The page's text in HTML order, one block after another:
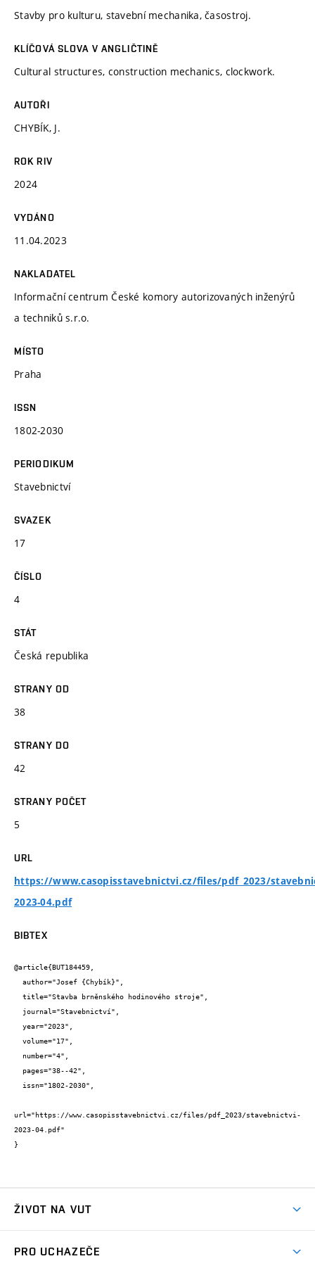
Stavby pro kulturu, stavební mechanika, časostroj.
KLÍČOVÁ SLOVA V ANGLIČTINĚ
Cultural structures, construction mechanics, clockwork.
AUTOŘI
CHYBÍK, J.
ROK RIV
2024
VYDÁNO
11.04.2023
NAKLADATEL
Informační centrum České komory autorizovaných inženýrů
a techniků s.r.o.
MÍSTO
Praha
ISSN
1802-2030
PERIODIKUM
Stavebnictví
SVAZEK
17
ČÍSLO
4
STÁT
Česká republika
STRANY OD
38
STRANY DO
42
STRANY POČET
5
URL
https://www.casopisstavebnictvi.cz/files/pdf_2023/
2023-04.pdf
BIBTEX
@article{BUT184459,
url="https://www.casopisstavebnictvi.cz/files/pdf_2023/stavebnictvi-
2023-04.pdf"
}
ŽIVOT NA VUT
PRO UCHAZEČE